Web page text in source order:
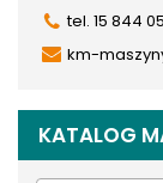
tel. 15 844 05
km-
KATALOG